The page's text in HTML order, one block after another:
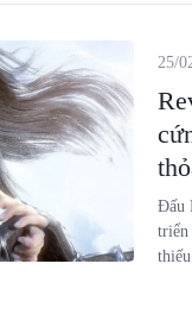
25/
Đấu
triển